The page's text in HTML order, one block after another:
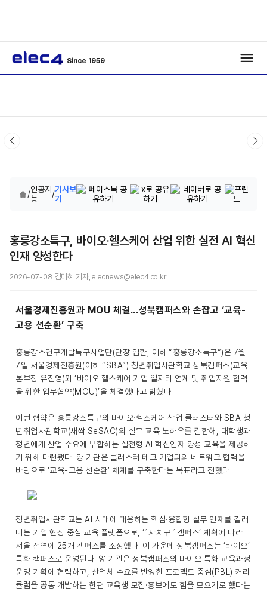
Since 1959
/인공지
능
/기사보
기
홍릉강소특구, 바이오·헬스케어 산업 위한 실전 AI 혁신
인재 양성한다
2026-07-08 김미혜 기자, elecnews@elec4.co.kr
서울경제진흥원과 MOU 체결...성북캠퍼스와 손잡고 ‘교육-
고용 선순환’ 구축
홍릉강소연구개발특구사업단(단장 임환, 이하 “홍릉강소특구”)은 7월
7일 서울경제진흥원(이하 “SBA”) 청년취업사관학교 성북캠퍼스(교육
본부장 유진영)와 ‘바이오·헬스케어 기업 일자리 연계 및 취업지원 협력
을 위한 업무협약(MOU)’을 체결했다고 밝혔다.
이번 협약은 홍릉강소특구의 바이오·헬스케어 산업 클러스터와 SBA 청
년취업사관학교(새싹·SeSAC)의 실무 교육 노하우를 결합해, 대학생과
청년에게 산업 수요에 부합하는 실전형 AI 혁신인재 양성 교육을 제공하
기 위해 마련됐다. 양 기관은 클러스터 테크 기업과의 네트워크 협력을
바탕으로 ‘교육-고용 선순환’ 체계를 구축한다는 목표라고 전했다.
청년취업사관학교는 AI 시대에 대응하는 핵심·융합형 실무 인재를 길러
내는 기업 현장 중심 교육 플랫폼으로, ‘1자치구 1캠퍼스’ 계획에 따라
서울 전역에 25개 캠퍼스를 조성했다. 이 가운데 성북캠퍼스는 ‘바이오’
특화 캠퍼스로 운영된다. 양 기관은 성북캠퍼스의 바이오 특화 교육과정
운영 기획에 협력하고, 산업체 수요를 반영한 프로젝트 중심(PBL) 커리
큘럼을 공동 개발하는 한편 교육생 모집·홍보에도 힘을 모으기로 했다는